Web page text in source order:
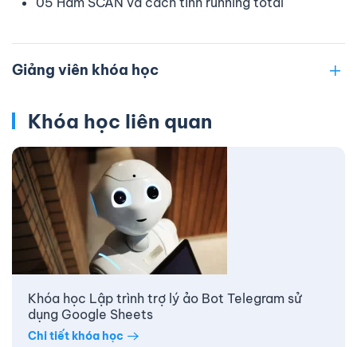
Giảng viên khóa học
Khóa học liên quan
Khóa học Lập trình trợ lý ảo Bot Telegram sử
dụng Google Sheets
Chi tiết khóa học